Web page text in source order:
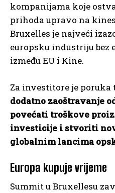
kompanijama koje
prihoda upravo na
Bruxelles je najveći
europsku industriju bez
između EU i Kine.
Za investitore je poruka
dodatno zaoštravanje
povećati troškove
investicije i stvoriti
globalnim lancima
Europa kupuje vrijeme
Summit u Bruxellesu